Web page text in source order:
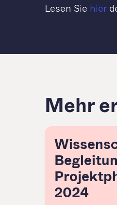
Lesen Sie hier
Mehr
2024